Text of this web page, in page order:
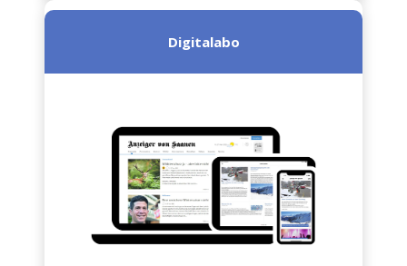
Digitalabo